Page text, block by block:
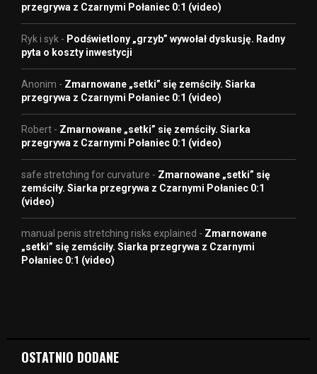
przegrywa z Czarnymi Połaniec 0:1 (video)
Ryk i syk - Podświetlony „grzyb” wywołał dyskusję. Radny
pyta o koszty inwestycji
Anonim - Zmarnowane „setki” się zemściły. Siarka
przegrywa z Czarnymi Połaniec 0:1 (video)
Robert - Zmarnowane „setki” się zemściły. Siarka
przegrywa z Czarnymi Połaniec 0:1 (video)
safe stretching for curvature - Zmarnowane „setki” się
zemściły. Siarka przegrywa z Czarnymi Połaniec 0:1
(video)
manual penis stretching risks explained - Zmarnowane
„setki” się zemściły. Siarka przegrywa z Czarnymi
Połaniec 0:1 (video)
OSTATNIO DODANE